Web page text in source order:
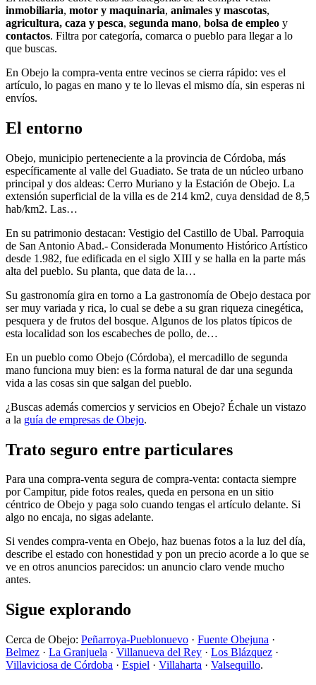
inmobiliaria, motor y maquinaria, animales y mascotas,
agricultura, caza y pesca, segunda mano, bolsa de empleo y
contactos. Filtra por categoría, comarca o pueblo para llegar a lo
que buscas.
En Obejo la compra-venta entre vecinos se cierra rápido: ves el
artículo, lo pagas en mano y te lo llevas el mismo día, sin esperas ni
envíos.
El entorno
Obejo, municipio perteneciente a la provincia de Córdoba, más
específicamente al valle del Guadiato. Se trata de un núcleo urbano
principal y dos aldeas: Cerro Muriano y la Estación de Obejo. La
extensión superficial de la villa es de 214 km2, cuya densidad de 8,5
hab/km2. Las…
En su patrimonio destacan: Vestigio del Castillo de Ubal. Parroquia
de San Antonio Abad.- Considerada Monumento Histórico Artístico
desde 1.982, fue edificada en el siglo XIII y se halla en la parte más
alta del pueblo. Su planta, que data de la…
Su gastronomía gira en torno a La gastronomía de Obejo destaca por
ser muy variada y rica, lo cual se debe a su gran riqueza cinegética,
pesquera y de frutos del bosque. Algunos de los platos típicos de
esta localidad son los escabeches de pollo, de…
En un pueblo como Obejo (Córdoba), el mercadillo de segunda
mano funciona muy bien: es la forma natural de dar una segunda
vida a las cosas sin que salgan del pueblo.
¿Buscas además comercios y servicios en Obejo? Échale un vistazo
a la guía de empresas de Obejo.
Trato seguro entre particulares
Para una compra-venta segura de compra-venta: contacta siempre
por Campitur, pide fotos reales, queda en persona en un sitio
céntrico de Obejo y paga solo cuando tengas el artículo delante. Si
algo no encaja, no sigas adelante.
Si vendes compra-venta en Obejo, haz buenas fotos a la luz del día,
describe el estado con honestidad y pon un precio acorde a lo que se
ve en otros anuncios parecidos: un anuncio claro vende mucho
antes.
Sigue explorando
Cerca de Obejo: Peñarroya-Pueblonuevo · Fuente Obejuna ·
Belmez · La Granjuela · Villanueva del Rey · Los Blázquez ·
Villaviciosa de Córdoba · Espiel · Villaharta · Valsequillo.